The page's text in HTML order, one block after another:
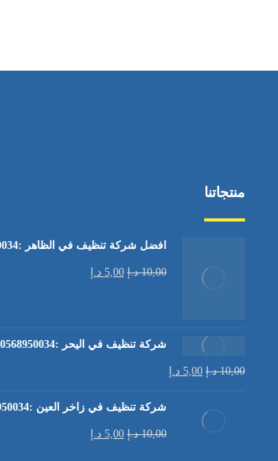
منتجاتنا
افضل شركة تنظيف في الظاهر :0568950034
10,00 د.إ 5,00 د.إ
شركة تنظيف في اليحر :0568950034
10,00 د.إ 5,00 د.إ
شركة تنظيف في زاخر العين :0568950034
10,00 د.إ 5,00 د.إ